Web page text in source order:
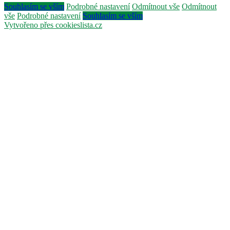
Souhlasím se vším Podrobné nastavení Odmítnout vše Odmítnout
vše Podrobné nastavení Souhlasím se vším
Vytvořeno přes cookieslista.cz